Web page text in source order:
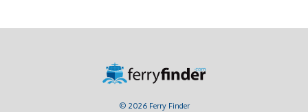
© 2026 Ferry Finder